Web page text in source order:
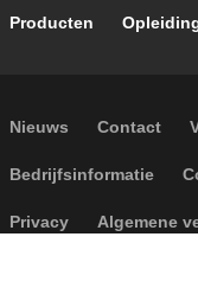
Footer main
Producten
Footer
Nieuws Contact
Footer menu
Bedrijfsinformatie
Privacy Algemene